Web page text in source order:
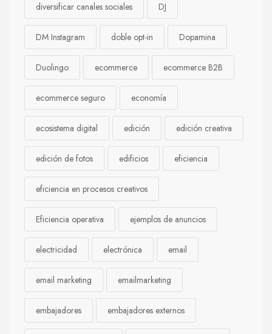
diversificar canales sociales DJ
DM Instagram doble opt-in Dopamina
Duolingo ecommerce ecommerce B2B
ecommerce seguro economía
ecosistema digital edición edición creativa
edición de fotos edificios eficiencia
eficiencia en procesos creativos
Eficiencia operativa ejemplos de anuncios
electricidad electrónica email
email marketing emailmarketing
embajadores embajadores externos